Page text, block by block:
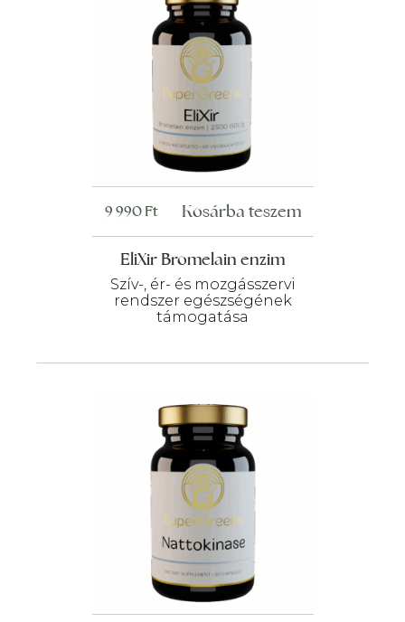
EliXir Bromelain enzim
Szív-, ér- és mozgásszervi
rendszer egészségének
támogatása
9 990Ft Kosárba teszem